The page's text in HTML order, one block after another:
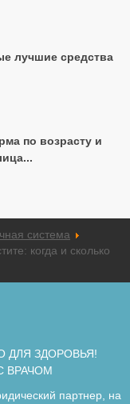
лучшие средства
по возрасту и
система
когда и сколько
ДЛЯ ЗДОРОВЬЯ!
ВРАЧОМ
партнер, на